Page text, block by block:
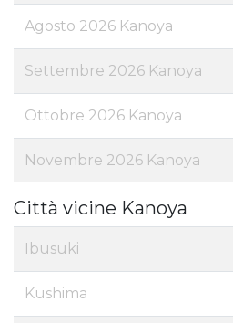
Agosto 2026 Kanoya
Settembre 2026 Kanoya
Ottobre 2026 Kanoya
Novembre 2026 Kanoya
Città vicine Kanoya
Ibusuki
Kushima